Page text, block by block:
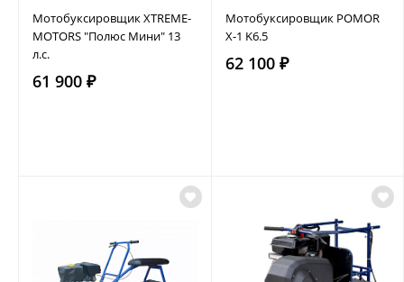
Мотобуксировщик XTREME-
MOTORS "Полюс Мини" 13
л.с.
61 900 ₽
Мотобуксировщик POMOR
X-1 K6.5
62 100 ₽